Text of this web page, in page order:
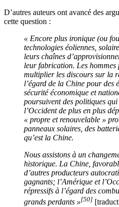
D’autres auteurs ont avancé des
cette question :
« Encore plus ironique (ou
technologies éoliennes,
leurs chaînes
leur fabrication. Les
multiplier les discours sur la
l’égard de la Chine pour des
sécurité économique et
poursuivent des politiques
l’Occident de plus en plus
« propre et renouvelable »
panneaux solaires, des
qu’est la Chine.
Nous assistons à un
historique. La Chine,
d’autres producteurs
gagnants; l’Amérique et
répressifs à l’égard des
grands perdants »[50]